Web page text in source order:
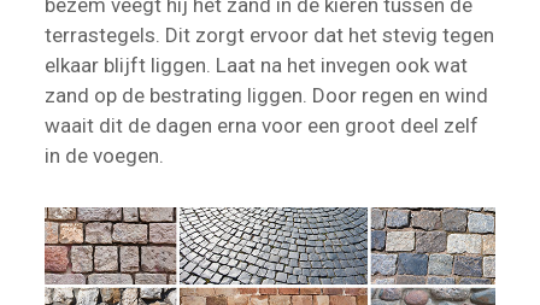
terrastegels. Dit zorgt ervoor dat het stevig tegen
elkaar blijft liggen. Laat na het invegen ook wat
zand op de bestrating liggen. Door regen en wind
waait dit de dagen erna voor een groot deel zelf
in de voegen.